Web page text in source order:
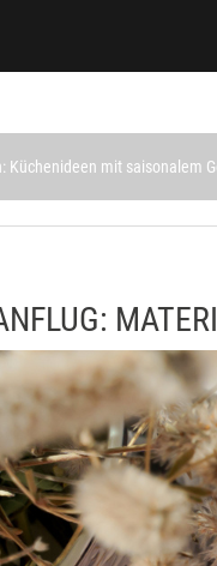
Küchenideen mit saisonalem